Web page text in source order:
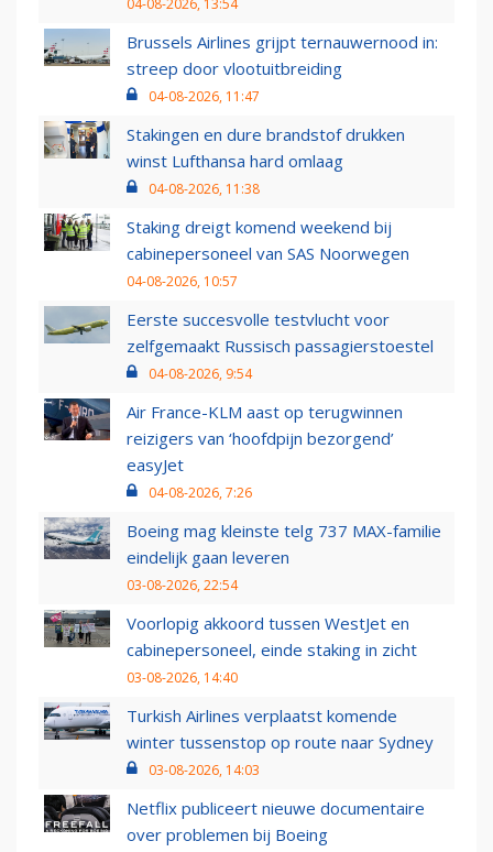
04-08-2026, 13:54
Brussels Airlines grijpt ternauwernood in:
streep door vlootuitbreiding
04-08-2026, 11:47
Stakingen en dure brandstof drukken
winst Lufthansa hard omlaag
04-08-2026, 11:38
Staking dreigt komend weekend bij
cabinepersoneel van SAS Noorwegen
04-08-2026, 10:57
Eerste succesvolle testvlucht voor
zelfgemaakt Russisch passagierstoestel
04-08-2026, 9:54
Air France-KLM aast op terugwinnen
reizigers van ‘hoofdpijn bezorgend’
easyJet
04-08-2026, 7:26
Boeing mag kleinste telg 737 MAX-familie
eindelijk gaan leveren
03-08-2026, 22:54
Voorlopig akkoord tussen WestJet en
cabinepersoneel, einde staking in zicht
03-08-2026, 14:40
Turkish Airlines verplaatst komende
winter tussenstop op route naar Sydney
03-08-2026, 14:03
Netflix publiceert nieuwe documentaire
over problemen bij Boeing